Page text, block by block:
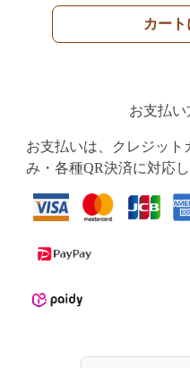
カー
お支払い
お支払いは、クレジット
み・各種QR決済に対応し